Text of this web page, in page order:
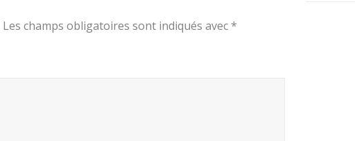
Les champs obligatoires sont indiqués avec *